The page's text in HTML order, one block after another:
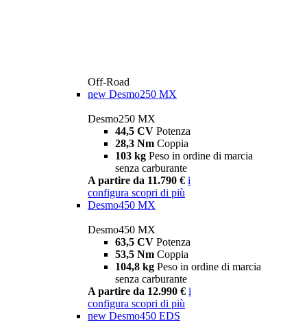
Off-Road
new Desmo250 MX
Desmo250 MX
44,5 CV Potenza
28,3 Nm Coppia
103 kg Peso in ordine di marcia
senza carburante
A partire da 11.790 € i
configura scopri di più
Desmo450 MX
Desmo450 MX
63,5 CV Potenza
53,5 Nm Coppia
104,8 kg Peso in ordine di marcia
senza carburante
A partire da 12.990 € i
configura scopri di più
new Desmo450 EDS